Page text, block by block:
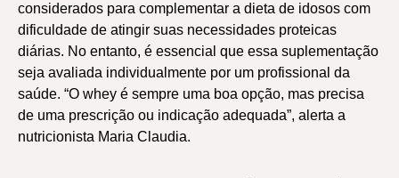
considerados para complementar a dieta de idosos com
dificuldade de atingir suas necessidades proteicas
diárias. No entanto, é essencial que essa suplementação
seja avaliada individualmente por um profissional da
saúde. “O whey é sempre uma boa opção, mas precisa
de uma prescrição ou indicação adequada”, alerta a
nutricionista Maria Claudia.